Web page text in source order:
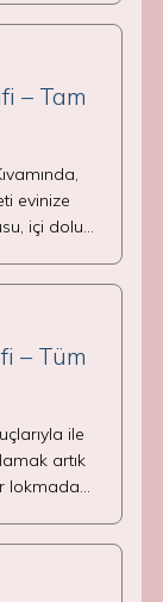
– Tam
evinize
içi dolu…
– Tüm
ile
artık
lokmada…